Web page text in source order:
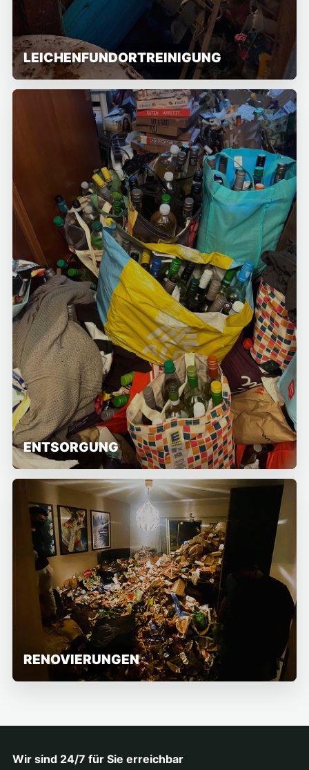
LEICHENFUNDORTREINIGUNG
ENTSORGUNG
RENOVIERUNGEN
Wir sind 24/7 für Sie erreichbar